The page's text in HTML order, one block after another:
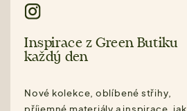
Inspirace z Green Butiku
každý den
Nové kolekce, oblíbené střihy,